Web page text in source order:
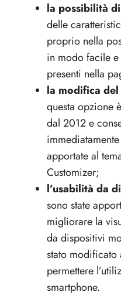
la possibilità
delle
proprio nella
in modo facile
presenti nella
la modifica
questa opzione
dal 2012 e
apportate al
Customizer;
l’usabilità da
sono state
migliorare la
da dispositivi
stato modificato
permettere
smartphone.